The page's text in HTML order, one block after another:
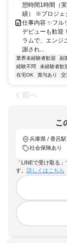
憩時間1時間（
績） ※プロジェ
仕事内容 ✨フル
デビューも歓迎
ラムで、エンジ
謝され...
業界未経験者歓迎 副
経験不問
未経験者歓
在宅OK
賞与あり 交
前へ
こ
兵庫県 / 香呂駅
社会保険あり
「LINEで受け取る
す。 詳しくはこちら